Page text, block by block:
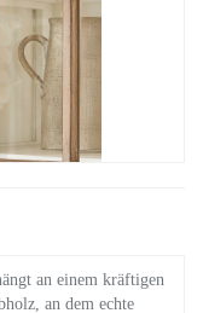
an einem kräftigen
an dem echte